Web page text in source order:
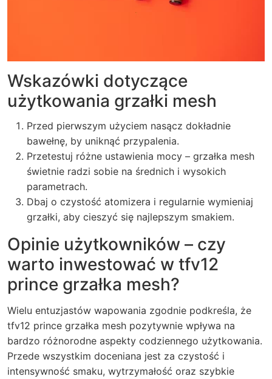
Wskazówki dotyczące
użytkowania grzałki mesh
Przed pierwszym użyciem nasącz dokładnie
bawełnę, by uniknąć przypalenia.
Przetestuj różne ustawienia mocy – grzałka mesh
świetnie radzi sobie na średnich i wysokich
parametrach.
Dbaj o czystość atomizera i regularnie wymieniaj
grzałki, aby cieszyć się najlepszym smakiem.
Opinie użytkowników – czy
warto inwestować w tfv12
prince grzałka mesh?
Wielu entuzjastów wapowania zgodnie podkreśla, że
tfv12 prince grzałka mesh pozytywnie wpływa na
bardzo różnorodne aspekty codziennego użytkowania.
Przede wszystkim doceniana jest za czystość i
intensywność smaku, wytrzymałość oraz szybkie